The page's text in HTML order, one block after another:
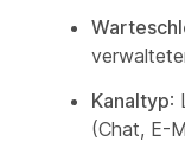
Kanaltyp:
(Chat, E-